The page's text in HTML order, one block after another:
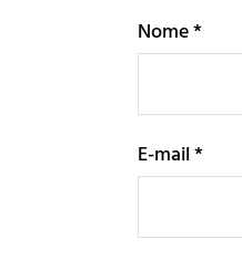
Nome*
E-mail*